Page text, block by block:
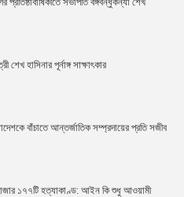
শেখ হাসিনার পূর্নাঙ্গ সাক্ষাৎকার
বাঁচাতে আন্তর্জাতিক সম্প্রদায়ের প্রতি সজীব
১৭৭টি হত্যাকাণ্ড: আইন কি শুধু আওয়ামী